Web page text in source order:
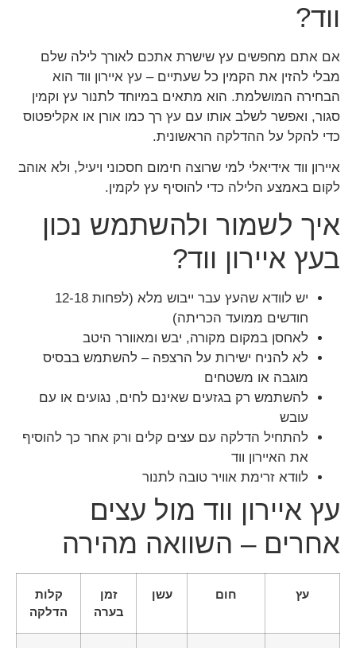
ווד?
אם אתם מחפשים עץ שישרת אתכם לאורך לילה שלם
מבלי להזין את הקמין כל שעתיים – עץ איירון ווד הוא
הבחירה המושלמת. הוא מתאים במיוחד לתנור עץ וקמין
סגור, ואפשר לשלב אותו עם עץ רך כמו אורן או אקליפטוס
כדי להקל על ההדלקה הראשונית.
איירון ווד אידיאלי למי שרוצה חימום חסכוני ויעיל, ולא אוהב
לקום באמצע הלילה כדי להוסיף עץ לקמין.
איך לשמור ולהשתמש נכון
בעץ איירון ווד?
יש לוודא שהעץ עבר ייבוש מלא (לפחות 12-18
חודשים ממועד הכריתה)
לאחסן במקום מקורה, יבש ומאוורר היטב
לא להניח ישירות על הרצפה – להשתמש בבסיס
מוגבה או משטחים
להשתמש רק בגזעים שאינם לחים, נגועים או עם
עובש
להתחיל הדלקה עם עצים קלים ורק אחר כך להוסיף
את האיירון ווד
לוודא זרימת אוויר טובה לתנור
עץ איירון ווד מול עצים
אחרים – השוואה מהירה
עץ חום עשן
זמן
בערה
קלות
הדלקה